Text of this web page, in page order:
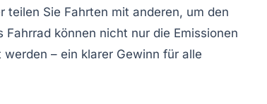
Sie Fahrten mit anderen, um den
können nicht nur die Emissionen
– ein klarer Gewinn für alle